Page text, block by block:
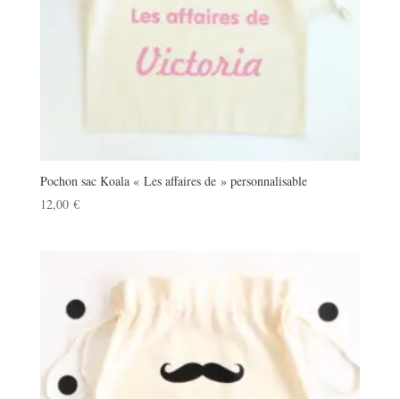
Pochon sac Koala « Les affaires de » personnalisable
12,00 €